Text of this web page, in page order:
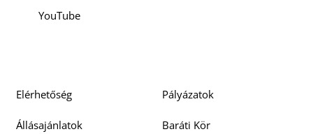
YouTube
Elérhetőség Pályázatok
Állásajánlatok Baráti Kör